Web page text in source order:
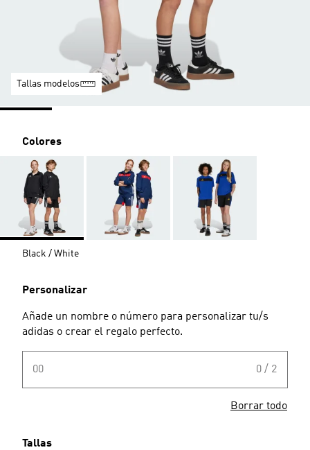
Tallas modelos
Colores
Black / White
Personalizar
Añade un nombre o número para personalizar tu/s
adidas o crear el regalo perfecto.
00 0 / 2
Borrar todo
Tallas